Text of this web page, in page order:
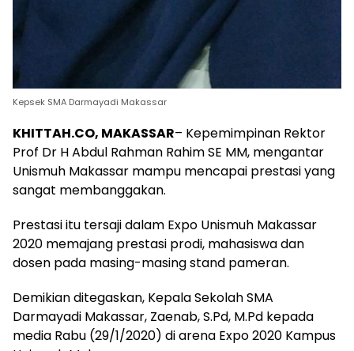
Kepsek SMA Darmayadi Makassar
KHITTAH.CO, MAKASSAR– Kepemimpinan Rektor
Prof Dr H Abdul Rahman Rahim SE MM, mengantar
Unismuh Makassar mampu mencapai prestasi yang
sangat membanggakan.
Prestasi itu tersaji dalam Expo Unismuh Makassar
2020 memajang prestasi prodi, mahasiswa dan
dosen pada masing-masing stand pameran.
Demikian ditegaskan, Kepala Sekolah SMA
Darmayadi Makassar, Zaenab, S.Pd, M.Pd kepada
media Rabu (29/1/2020) di arena Expo 2020 Kampus